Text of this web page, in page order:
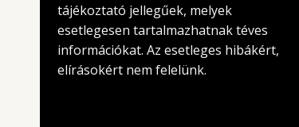
tájékoztató jellegűek, melyek
esetlegesen tartalmazhatnak téves
információkat. Az esetleges hibákért,
elírásokért nem felelünk.